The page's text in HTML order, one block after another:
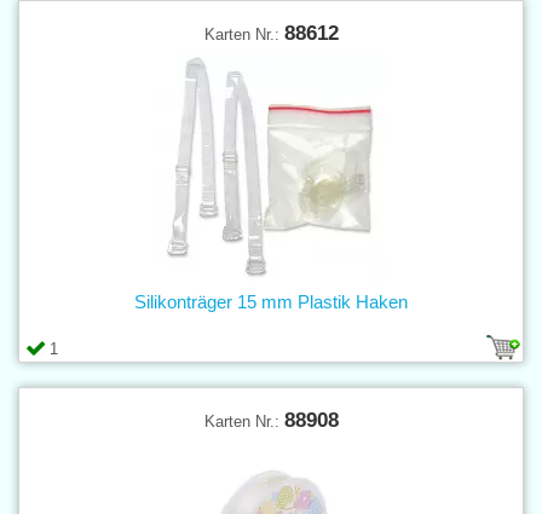
Karten Nr.: 88612
1
Silikonträger 15 mm Plastik Haken
Karten Nr.: 88908